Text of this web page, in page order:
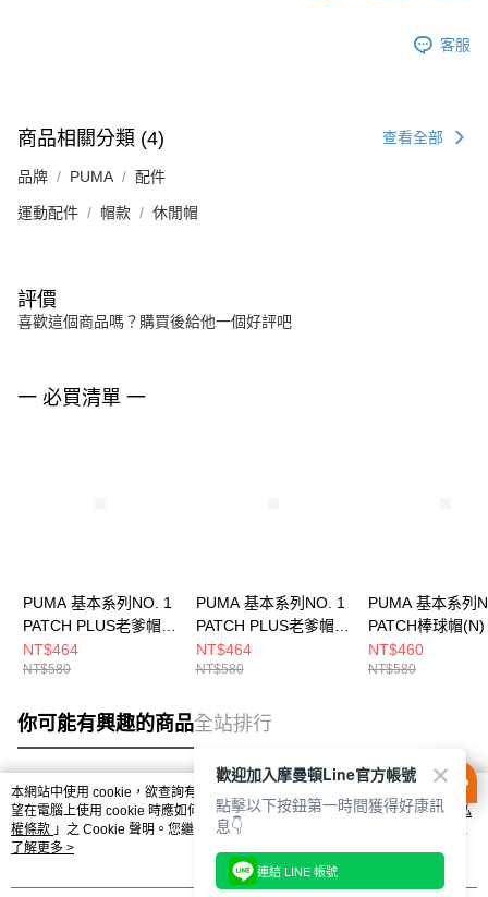
客服
商品相關分類 (4) 查看全部
品牌 PUMA 配件
運動配件 帽款 休閒帽
評價
喜歡這個商品嗎？購買後給他一個好評吧
一 必買清單 一
PUMA 基本系列NO. 1
PATCH PLUS老爹帽
(N) 男女 休閒帽
02641603
NT$464
NT$580
PUMA 基本系列NO. 1
PATCH PLUS老爹帽
(N) 男女 休閒帽
02641602
NT$464
NT$580
PUMA 基本系列
PATCH棒球帽
休閒帽 02599703
NT$460
NT$580
你可能有興趣的商品全站排行
熱門標籤
本網站中使用 cookie，欲查詢有關本網站使用 cookie 方式之詳情，及若您不希
望在電腦上使用 cookie 時應如何變更電腦的 cookie 設定，請參閱本網站「
隱私
權條款 」之 Cookie 聲明。您繼續使用本網站即表示您同意本公司得按本網站使
用條款之 Cookie 聲明使用 cookie。
了解更多 >
歡迎加入摩曼頓Line官方帳號
點擊以下按鈕第一時間獲得好康訊
息👇
連結 LINE 帳號